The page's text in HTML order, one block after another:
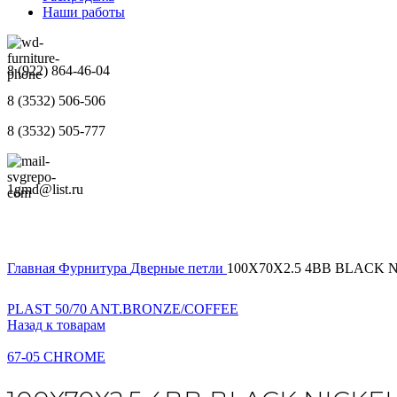
Наши работы
8 (922) 864-46-04
8 (3532) 506-506
8 (3532) 505-777
1gmd@list.ru
Главная Фурнитура Дверные петли 100X70X2.5 4BB BLACK
PLAST 50/70 ANT.BRONZE/COFFEE
Назад к товарам
67-05 CHROME